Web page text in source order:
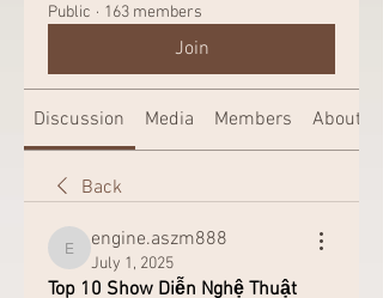
Public · 163 members
Join
Discussion Media Members About
Back
engine.aszm888
engine.aszm888
July 1, 2025
Top 10 Show Diễn Nghệ Thuật